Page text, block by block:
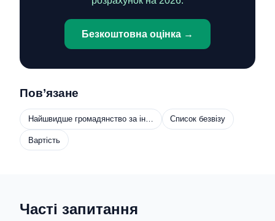
Безкоштовна оцінка →
Пов’язане
Найшвидше громадянство за ін… Список безвізу
Вартість
Часті запитання